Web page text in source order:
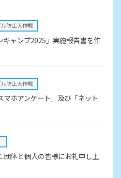
防止大作戦
キャンプ2025」実施報告書を作
防止大作戦
ホアンケート」及び「ネット
体と個人の皆様にお礼申し上